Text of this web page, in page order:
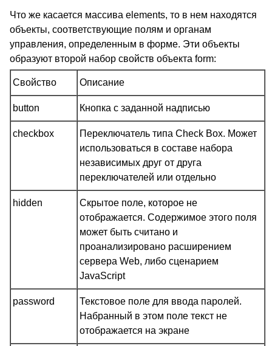
Что же касается массива elements, то в нем находятся
объекты, соответствующие полям и органам
управления, определенным в форме. Эти объекты
образуют второй набор свойств объекта form:
Свойство Описание
button Кнопка с заданной надписью
checkbox
Переключатель типа Check Box. Может
использоваться в составе набора
независимых друг от друга
переключателей или отдельно
hidden
Скрытое поле, которое не
отображается. Содержимое этого поля
может быть считано и
проанализировано расширением
сервера Web, либо сценарием
JavaScript
password
Текстовое поле для ввода паролей.
Набранный в этом поле текст не
отображается на экране